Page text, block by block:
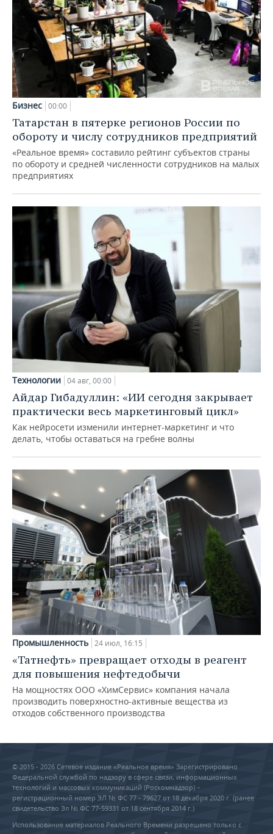
Бизнес 00:00
Татарстан в пятерке регионов России по
обороту и числу сотрудников предприятий
«Реальное время» составило рейтинг субъектов страны
по обороту и средней численности сотрудников на малых
предприятиях
Технологии 04 авг, 00:00
Айдар Гибадуллин: «ИИ сегодня закрывает
практически весь маркетинговый цикл»
Как нейросети изменили интернет-маркетинг и что
делать, чтобы оставаться на гребне волны
Промышленность 24 июл, 16:15
«Татнефть» превращает отходы в реагент
для повышения нефтедобычи
На мощностях ООО «ХимСервис» компания начала
производить поверхностно-активные вещества из
отходов собственного производства
© 2015 - 2026 Сетевое издание «Реальное время» Зарегистрировано
Федеральной службой по надзору в сфере связи, информационных
технологий и массовых коммуникаций (Роскомнадзор) –
регистрационный номер ЭЛ № ФС 77 - 79627 от 18 декабря 2020 г. (ранее
свидетельство Эл № ФС 77-59331 от 18 сентября 2014 г.)
Использование материалов Реального Времени разрешено только с